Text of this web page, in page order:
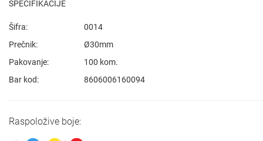
SPECIFIKACIJE
Šifra:
0014
Prečnik:
Ø30mm
Pakovanje:
100 kom.
Bar kod:
8606006160094
Raspoložive boje: